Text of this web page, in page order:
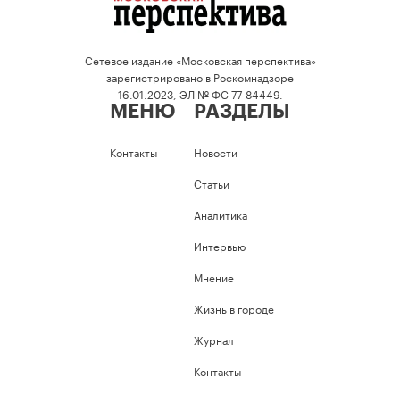
Сетевое издание «Московская перспектива»
зарегистрировано в Роскомнадзоре
16.01.2023, ЭЛ № ФС 77-84449.
МЕНЮ
Контакты
РАЗДЕЛЫ
Новости
Статьи
Аналитика
Интервью
Мнение
Жизнь в городе
Журнал
Контакты